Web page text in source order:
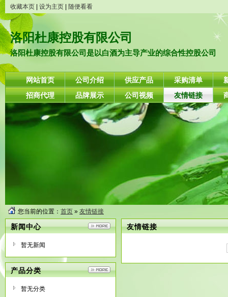
收藏本页 设为主页 随便看看
洛阳杜康控股有限公司
洛阳杜康控股有限公司是以白酒为主导产业的综合性控股公司
网站首页 公司介绍 供应产品 采购清单
招商代理
品牌展示 公司视频 友情链接
您当前的位置： 首页 » 友情链接
新闻中心
暂无新闻
产品分类
暂无分类
友情链接